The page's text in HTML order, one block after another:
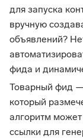
для запуска
вручную
объявлений?
фида и
Товарный фид
который
алгоритм может
ссылки для